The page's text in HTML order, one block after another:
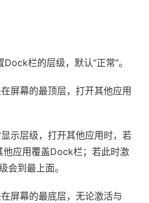
Dock栏的层级，默认“正常”。
屏幕的最顶层，打开其他应用
示层级，打开其他应用时，若
应用覆盖Dock栏；若此时激
会到最上面。
屏幕的最底层，无论激活与